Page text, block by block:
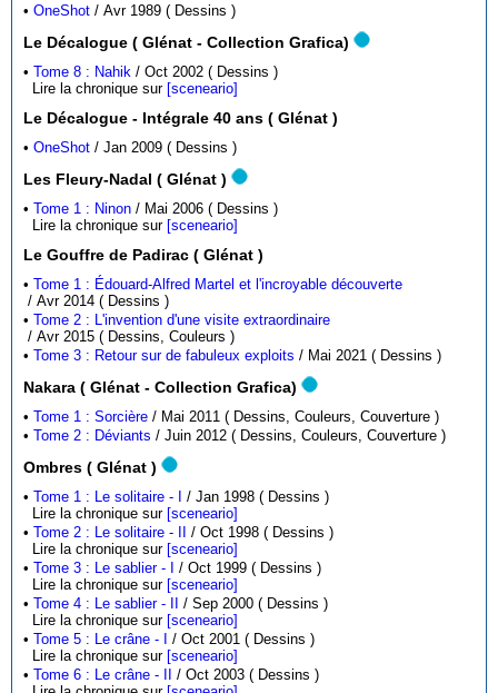
•OneShot / Avr 1989 ( Dessins )
Le Décalogue ( Glénat - Collection Grafica)
•Tome 8 : Nahik
/ Oct 2002 ( Dessins )
Lire la chronique sur [sceneario]
Le Décalogue - Intégrale 40 ans ( Glénat )
•OneShot / Jan 2009 ( Dessins )
Les Fleury-Nadal ( Glénat )
•Tome 1 : Ninon
/ Mai 2006 ( Dessins )
Lire la chronique sur [sceneario]
Le Gouffre de Padirac ( Glénat )
•Tome 1 : Édouard-Alfred Martel et l'incroyable découverte
/ Avr 2014 ( Dessins )
•Tome 2 : L'invention d'une visite extraordinaire
/ Avr 2015 ( Dessins, Couleurs )
•Tome 3 : Retour sur de fabuleux exploits / Mai 2021 ( Dessins )
Nakara ( Glénat - Collection Grafica)
•Tome 1 : Sorcière
/ Mai 2011 ( Dessins, Couleurs, Couverture )
•Tome 2 : Déviants / Juin 2012 ( Dessins, Couleurs, Couverture )
Ombres ( Glénat )
•Tome 1 : Le solitaire - I
/ Jan 1998 ( Dessins )
Lire la chronique sur [sceneario]
•Tome 2 : Le solitaire - II
/ Oct 1998 ( Dessins )
Lire la chronique sur [sceneario]
•Tome 3 : Le sablier - I
/ Oct 1999 ( Dessins )
Lire la chronique sur [sceneario]
•Tome 4 : Le sablier - II
/ Sep 2000 ( Dessins )
Lire la chronique sur [sceneario]
•Tome 5 : Le crâne - I
/ Oct 2001 ( Dessins )
Lire la chronique sur [sceneario]
•Tome 6 : Le crâne - II
/ Oct 2003 ( Dessins )